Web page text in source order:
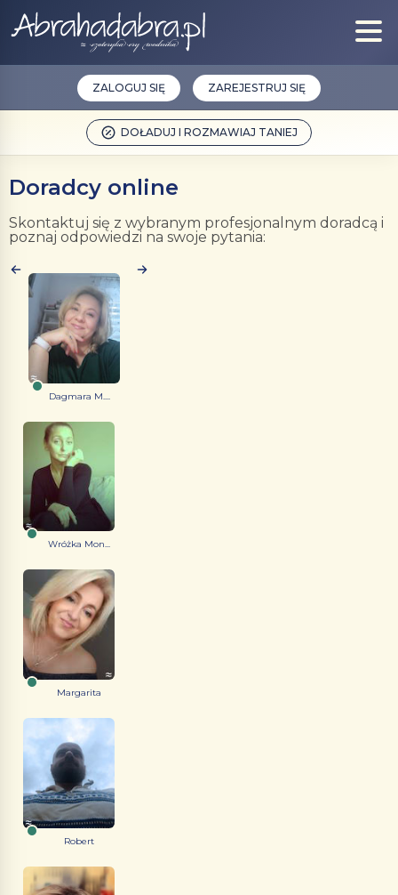
DOŁADUJ I ROZMAWIAJ TANIEJ
ZALOGUJ SIĘ ZAREJESTRUJ SIĘ
Doradcy online
Skontaktuj się z wybranym profesjonalnym doradcą i
poznaj odpowiedzi na swoje pytania:
Dagmara M....
Wróżka Mon...
Margarita
Robert